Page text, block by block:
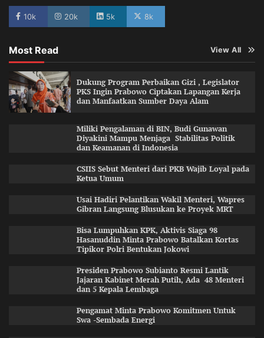
10k 20k 5k 8k
Most Read View All
Dukung Program Perbaikan Gizi , Legislator
PKS Ingin Prabowo Ciptakan Lapangan Kerja
dan Manfaatkan Sumber Daya Alam
Miliki Pengalaman di BIN, Budi Gunawan
Diyakini Mampu Menjaga Stabilitas Politik
dan Keamanan di Indonesia
CSIIS Sebut Menteri dari PKB Wajib Loyal pada
Ketua Umum
Usai Hadiri Pelantikan Wakil Menteri, Wapres
Gibran Langsung Blusukan ke Proyek MRT
Bisa Lumpuhkan KPK, Aktivis Siaga 98
Hasanuddin Minta Prabowo Batalkan Kortas
Tipikor Polri Bentukan Jokowi
Presiden Prabowo Subianto Resmi Lantik
Jajaran Kabinet Merah Putih, Ada 48 Menteri
dan 5 Kepala Lembaga
Pengamat Minta Prabowo Komitmen Untuk
Swa -Sembada Energi